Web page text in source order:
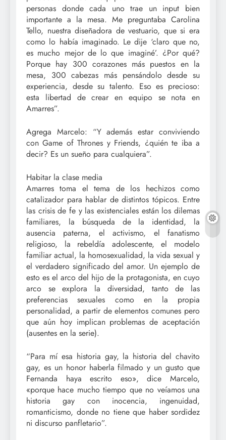
personas donde cada uno trae un input bien
importante a la mesa. Me preguntaba Carolina
Tello, nuestra diseñadora de vestuario, que si era
como lo había imaginado. Le dije ‘claro que no,
es mucho mejor de lo que imaginé’. ¿Por qué?
Porque hay 300 corazones más puestos en la
mesa, 300 cabezas más pensándolo desde su
experiencia, desde su talento. Eso es precioso:
esta libertad de crear en equipo se nota en
Amarres”.
Agrega Marcelo: “Y además estar conviviendo
con Game of Thrones y Friends, ¿quién te iba a
decir? Es un sueño para cualquiera”.
Habitar la clase media
Amarres toma el tema de los hechizos como
catalizador para hablar de distintos tópicos. Entre
las crisis de fe y las existenciales están los dilemas
familiares, la búsqueda de la identidad, la
ausencia paterna, el activismo, el fanatismo
religioso, la rebeldía adolescente, el modelo
familiar actual, la homosexualidad, la vida sexual y
el verdadero significado del amor. Un ejemplo de
esto es el arco del hijo de la protagonista, en cuyo
arco se explora la diversidad, tanto de las
preferencias sexuales como en la propia
personalidad, a partir de elementos comunes pero
que aún hoy implican problemas de aceptación
(ausentes en la serie).
“Para mí esa historia gay, la historia del chavito
gay, es un honor haberla filmado y un gusto que
Fernanda haya escrito eso», dice Marcelo,
«porque hace mucho tiempo que no veíamos una
historia gay con inocencia, ingenuidad,
romanticismo, donde no tiene que haber sordidez
ni discurso panfletario”.